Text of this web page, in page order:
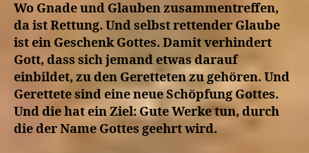
Wo Gnade und Glauben zusammentreffen,
da ist Rettung. Und selbst rettender Glaube
ist ein Geschenk Gottes. Damit verhindert
Gott, dass sich jemand etwas darauf
einbildet, zu den Geretteten zu gehören. Und
Gerettete sind eine neue Schöpfung Gottes.
Und die hat ein Ziel: Gute Werke tun, durch
die der Name Gottes geehrt wird.